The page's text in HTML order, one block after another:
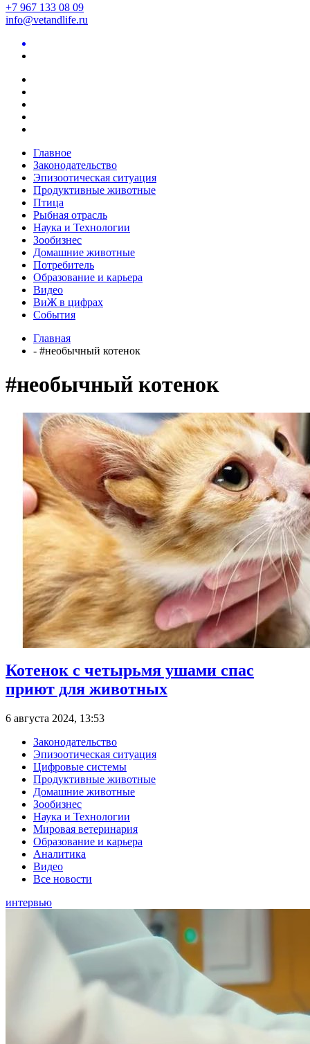
+7 967 133 08 09
info@vetandlife.ru
Главное
Законодательство
Эпизоотическая ситуация
Продуктивные животные
Птица
Рыбная отрасль
Наука и Технологии
Зообизнес
Домашние животные
Потребитель
Образование и карьера
Видео
ВиЖ в цифрах
События
Главная
- #необычный котенок
#необычный котенок
Котенок с четырьмя ушами спас
приют для животных
6 августа 2024, 13:53
Законодательство
Эпизоотическая ситуация
Цифровые системы
Продуктивные животные
Домашние животные
Зообизнес
Наука и Технологии
Мировая ветеринария
Образование и карьера
Аналитика
Видео
Все новости
интервью